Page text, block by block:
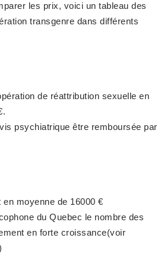
les prix, voici un tableau des
transgenre dans différents
de réattribution sexuelle en
psychiatrique être remboursée par
moyenne de 16000 €
du Quebec le nombre des
en forte croissance(voir